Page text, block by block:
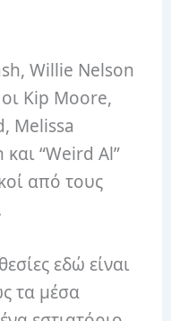
Willie Nelson
Kip Moore,
Melissa
“Weird Al”
από τους
εδώ είναι
τα μέσα